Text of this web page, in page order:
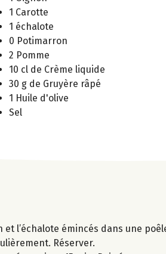
1 Carotte
1 échalote
0 Potimarron
2 Pomme
10 cl de Crème liquide
30 g de Gruyère râpé
1 Huile d'olive
Sel
l’échalote émincés dans une
Réserver.